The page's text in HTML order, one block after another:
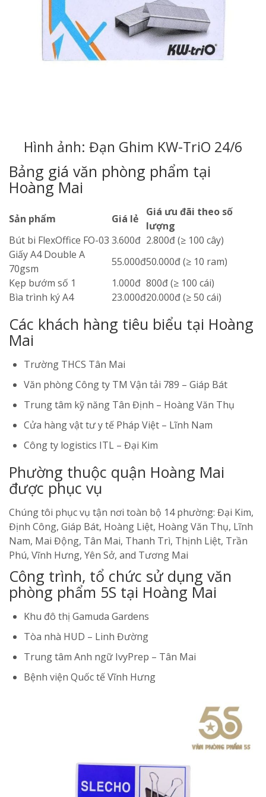
Hình ảnh: Đạn Ghim KW-TriO 24/6
Bảng giá văn phòng phẩm tại
Hoàng Mai
Sản phẩm Giá lẻ
Giá ưu đãi theo số
lượng
Bút bi FlexOffice FO-03 3.600đ 2.800đ (≥ 100 cây)
Giấy A4 Double A
70gsm
55.000đ50.000đ (≥ 10 ram)
Kẹp bướm số 1
1.000đ 800đ (≥ 100 cái)
Bìa trình ký A4
23.000đ20.000đ (≥ 50 cái)
Các khách hàng tiêu biểu tại Hoàng
Mai
Trường THCS Tân Mai
Văn phòng Công ty TM Vận tải 789 – Giáp Bát
Trung tâm kỹ năng Tân Định – Hoàng Văn Thụ
Cửa hàng vật tư y tế Pháp Việt – Lĩnh Nam
Công ty logistics ITL – Đại Kim
Phường thuộc quận Hoàng Mai
được phục vụ
Chúng tôi phục vụ tận nơi toàn bộ 14 phường: Đại Kim,
Định Công, Giáp Bát, Hoàng Liệt, Hoàng Văn Thụ, Lĩnh
Nam, Mai Động, Tân Mai, Thanh Trì, Thịnh Liệt, Trần
Phú, Vĩnh Hưng, Yên Sở, and Tương Mai
Công trình, tổ chức sử dụng văn
phòng phẩm 5S tại Hoàng Mai
Khu đô thị Gamuda Gardens
Tòa nhà HUD – Linh Đường
Trung tâm Anh ngữ IvyPrep – Tân Mai
Bệnh viện Quốc tế Vĩnh Hưng